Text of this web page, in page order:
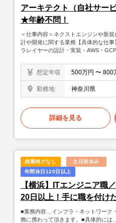
アーキテクト（自社サー
★年齢不問！
＜仕事内容＞ネクストエンジンや新
計や開発に関する業務【具体的な仕
ラレイヤーの設計・実装・AWS・
補う・リアルISUCON・システムセ
裁量（一例）】・利用するクラウド
択・システムアーキテクチャの選択
想定年収 500万円 〜 800
勤務地 神奈川県
詳細を見る
残業殆どなし
土日祝休み
年間休日120日以上
【横浜】ITエンジニア職
20日以上！手に職を付け
■業務内容…インフラ・ネットワーク
務に携わって頂きます。■具体的に